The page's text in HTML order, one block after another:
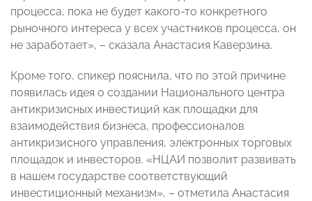
процесса, пока не будет какого-то конкретного
рыночного интереса у всех участников процесса, он
не заработает», – сказала Анастасия Каверзина.
Кроме того, спикер пояснила, что по этой причине
появилась идея о создании Национального центра
антикризисных инвестиций как площадки для
взаимодействия бизнеса, профессионалов
антикризисного управления, электронных торговых
площадок и инвесторов. «НЦАИ позволит развивать
в нашем государстве соответствующий
инвестиционный механизм», – отметила Анастасия